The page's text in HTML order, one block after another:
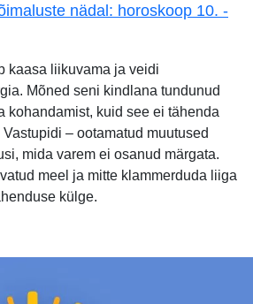
nädal: horoskoop 10. -
kaasa liikuvama ja veidi
Mõned seni kindlana tundunud
kohandamist, kuid see ei tähenda
– ootamatud muutused
mida varem ei osanud märgata.
meel ja mitte klammerduda liiga
külge.